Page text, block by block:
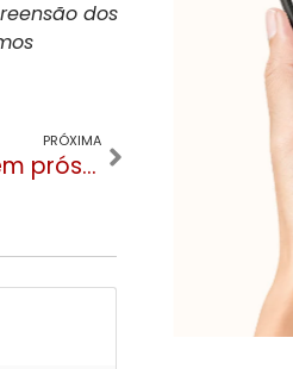
dos
PRÓXIMA
Natal Luz de volta às ruas tem prós e contras muito fortes